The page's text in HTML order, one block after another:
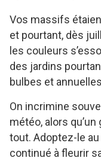
Vos massifs
et pourtant, dès
les couleurs
des jardins
bulbes et
On incrimine
météo, alors
tout. Adoptez-le
continué à fleurir